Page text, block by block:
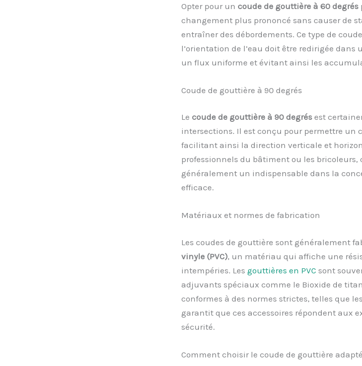
Opter pour un coude de gouttière à 60 degrés
changement plus prononcé sans causer de
entraîner des débordements. Ce type de
l’orientation de l’eau doit être redirigée
un flux uniforme et évitant ainsi les
Coude de gouttière à 90 degrés
Le coude de gouttière à 90 degrésest
intersections. Il est conçu pour permettre un
facilitant ainsi la direction verticale et
professionnels du bâtiment ou les bricoleurs,
généralement un indispensable dans la
efficace.
Matériaux et normes de fabrication
Les coudes de gouttière sont généralement
vinyle (PVC), un matériau qui affiche une
intempéries. Les gouttières en PVC sont
adjuvants spéciaux comme le Bioxide de
conformes à des normes strictes, telles que
garantit que ces accessoires répondent aux
sécurité.
Comment choisir le coude de gouttière